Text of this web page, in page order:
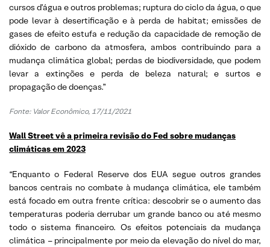
cursos d’água e outros problemas; ruptura do ciclo da água, o que
pode levar à desertificação e à perda de habitat; emissões de
gases de efeito estufa e redução da capacidade de remoção de
dióxido de carbono da atmosfera, ambos contribuindo para a
mudança climática global; perdas de biodiversidade, que podem
levar a extinções e perda de beleza natural; e surtos e
propagação de doenças.”
Fonte: Valor Econômico, 17/11/2021
Wall Street vê a primeira revisão do Fed sobre mudanças
climáticas em 2023
“Enquanto o Federal Reserve dos EUA segue outros grandes
bancos centrais no combate à mudança climática, ele também
está focado em outra frente crítica: descobrir se o aumento das
temperaturas poderia derrubar um grande banco ou até mesmo
todo o sistema financeiro. Os efeitos potenciais da mudança
climática – principalmente por meio da elevação do nível do mar,